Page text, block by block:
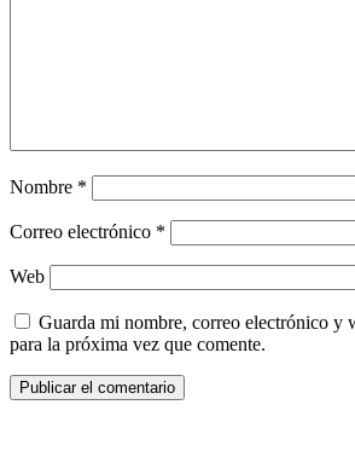
Nombre *
Correo electrónico *
Web
Guarda mi nombre, correo electrónico y
para la próxima vez que comente.